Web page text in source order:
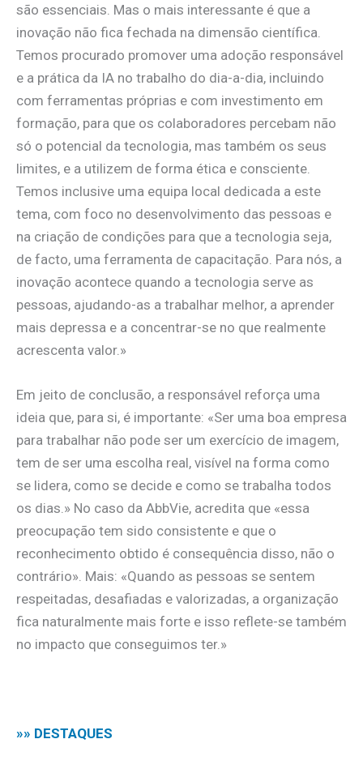
são essenciais. Mas o mais interessante é que a
inovação não fica fechada na dimensão científica.
Temos procurado promover uma adoção responsável
e a prática da IA no trabalho do dia-a-dia, incluindo
com ferramentas próprias e com investimento em
formação, para que os colaboradores percebam não
só o potencial da tecnologia, mas também os seus
limites, e a utilizem de forma ética e consciente.
Temos inclusive uma equipa local dedicada a este
tema, com foco no desenvolvimento das pessoas e
na criação de condições para que a tecnologia seja,
de facto, uma ferramenta de capacitação. Para nós, a
inovação acontece quando a tecnologia serve as
pessoas, ajudando-as a trabalhar melhor, a aprender
mais depressa e a concentrar-se no que realmente
acrescenta valor.»
Em jeito de conclusão, a responsável reforça uma
ideia que, para si, é importante: «Ser uma boa empresa
para trabalhar não pode ser um exercício de imagem,
tem de ser uma escolha real, visível na forma como
se lidera, como se decide e como se trabalha todos
os dias.» No caso da AbbVie, acredita que «essa
preocupação tem sido consistente e que o
reconhecimento obtido é consequência disso, não o
contrário». Mais: «Quando as pessoas se sentem
respeitadas, desafiadas e valorizadas, a organização
fica naturalmente mais forte e isso reflete-se também
no impacto que conseguimos ter.»
»» DESTAQUES